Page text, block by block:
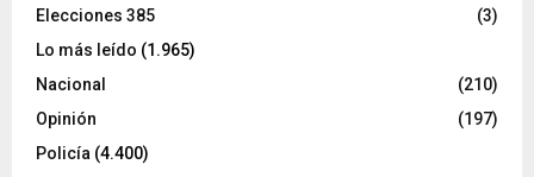
Elecciones 385
(3)
Lo más leído (1.965)
Nacional
(210)
Opinión
(197)
Policía (4.400)